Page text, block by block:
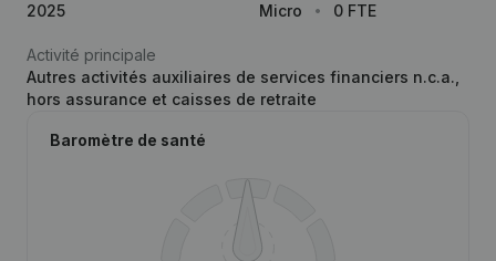
2025
Micro
0 FTE
Activité principale
Autres activités auxiliaires de services financiers n.c.a.,
hors assurance et caisses de retraite
Baromètre de santé